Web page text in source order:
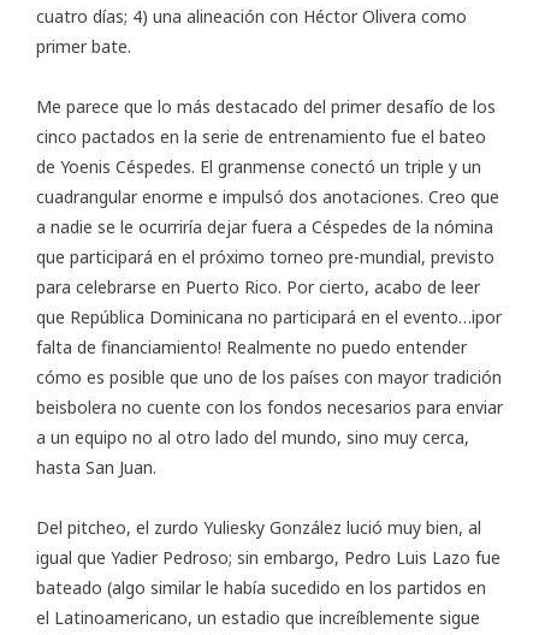
cuatro días; 4) una alineación con Héctor Olivera como
primer bate.
Me parece que lo más destacado del primer desafío de los
cinco pactados en la serie de entrenamiento fue el bateo
de Yoenis Céspedes. El granmense conectó un triple y un
cuadrangular enorme e impulsó dos anotaciones. Creo que
a nadie se le ocurriría dejar fuera a Céspedes de la nómina
que participará en el próximo torneo pre-mundial, previsto
para celebrarse en Puerto Rico. Por cierto, acabo de leer
que República Dominicana no participará en el evento…ipor
falta de financiamiento! Realmente no puedo entender
cómo es posible que uno de los países con mayor tradición
beisbolera no cuente con los fondos necesarios para enviar
a un equipo no al otro lado del mundo, sino muy cerca,
hasta San Juan.
Del pitcheo, el zurdo Yuliesky González lució muy bien, al
igual que Yadier Pedroso; sin embargo, Pedro Luis Lazo fue
bateado (algo similar le había sucedido en los partidos en
el Latinoamericano, un estadio que increíblemente sigue